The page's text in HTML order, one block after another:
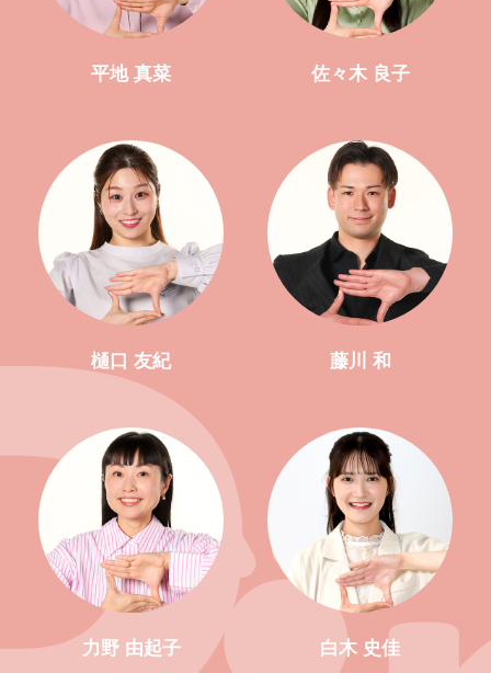
平地 真菜 佐々木 良子
樋口 友紀 藤川 和
力野 由起子 白木 史佳